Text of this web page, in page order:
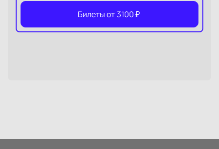
Билеты от 3100₽